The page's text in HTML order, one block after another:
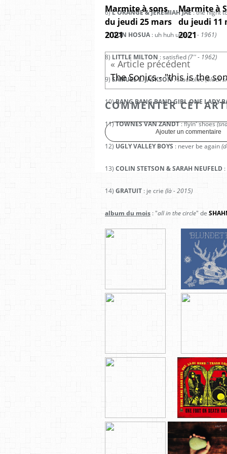
6)L'ORANGE & JEREMIAH JAE: the night
7)DON HOSUA : uh huh unh(7'' - 1961)
8) LITTLE MILTON : satisfied(7'' - 1962)
9) SAMUEL L. JASKSON: stackolee(black
10)BANG BANG BAND GIRL ONE LADY
11)TOWNES VAN ZANDT: flyin' shoes
12) UGLY VALLEY BOYS : never be again
13) COLIN STETSON & SARAH NEUFELD
14) GRATUIT : je crie (là - 2015)
album du mois : "all in the circle" de
Marmite à sons
du jeudi 25 mars
2021
Marmite à
du jeudi 11
2021
COMMENTER CET
Ajouter un commentaire